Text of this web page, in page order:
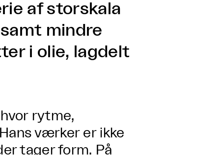
af storskala
mindre
i olie, lagdelt
rytme,
værker er ikke
tager form. På